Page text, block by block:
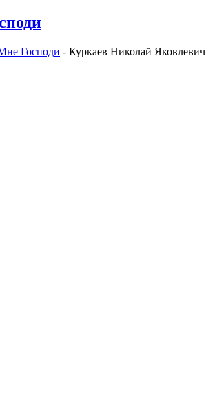
Господи - Куркаев Николай Яковлевич